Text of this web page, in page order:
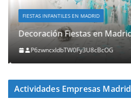
FIESTAS INFANTILES EN MADRID
Decoración Fiestas en Madrid
P6zwncxIdbTW0Fy3U8cBcOG
Actividades Empresas Madrid